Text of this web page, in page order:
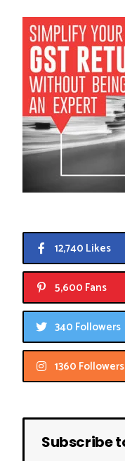
12,740 Likes
5,600 Fans
340 Followers
1360 Followers